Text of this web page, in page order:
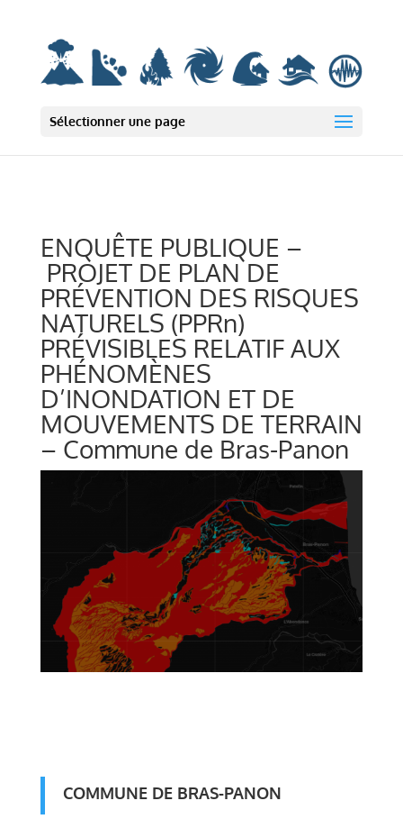
/var/www/html/wp-includes/functions.php on line 6131
Sélectionner une page
ENQUÊTE PUBLIQUE –
PROJET DE PLAN DE
PRÉVENTION DES RISQUES
NATURELS (PPRn)
PRÉVISIBLES RELATIF AUX
PHÉNOMÈNES
D’INONDATION ET DE
MOUVEMENTS DE TERRAIN
– Commune de Bras-Panon
COMMUNE DE BRAS-PANON